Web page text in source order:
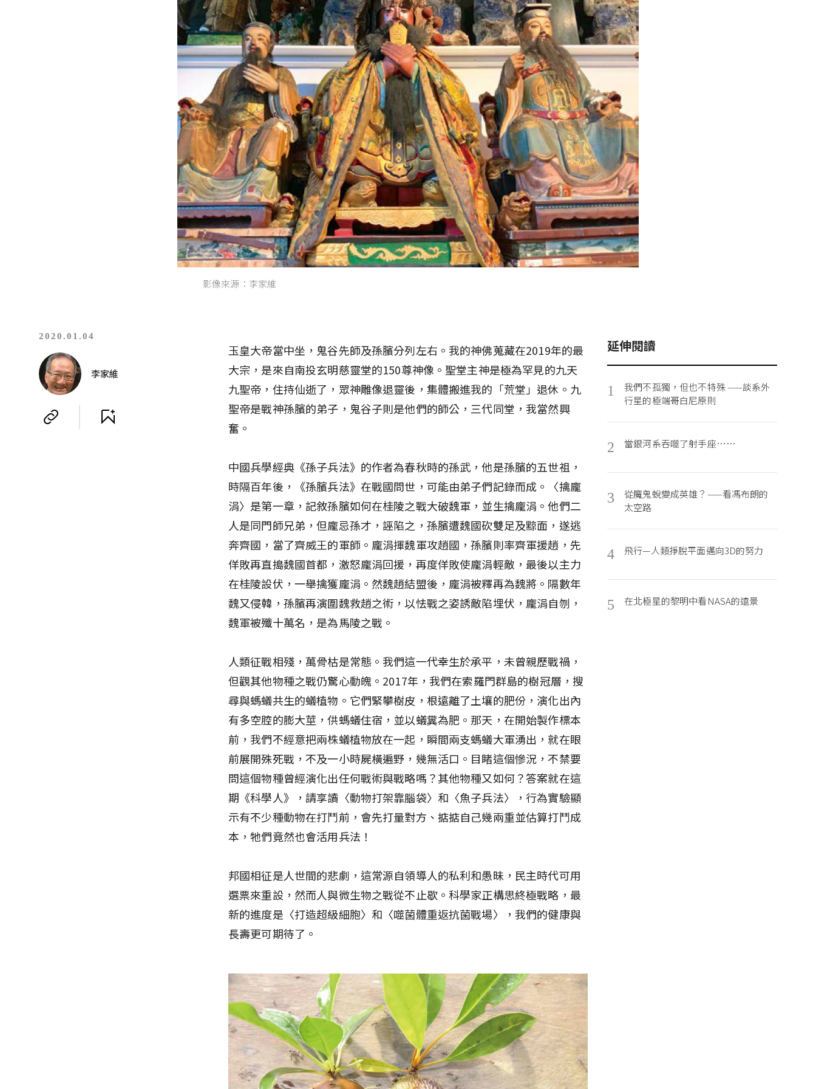
影像來源：李家維
2020.01.04
李家維
玉皇大帝當中坐，鬼谷先師及孫臏分列左右。我的神佛蒐藏在2019年的最
大宗，是來自南投玄明慈靈堂的150尊神像。聖堂主神是極為罕見的九天
九聖帝，住持仙逝了，眾神雕像退靈後，集體搬進我的「荒堂」退休。九
聖帝是戰神孫臏的弟子，鬼谷子則是他們的師公，三代同堂，我當然興
奮。
中國兵學經典《孫子兵法》的作者為春秋時的孫武，他是孫臏的五世祖，
時隔百年後，《孫臏兵法》在戰國問世，可能由弟子們記錄而成。〈擒龐
涓〉是第一章，記敘孫臏如何在桂陵之戰大破魏軍，並生擒龐涓。他們二
人是同門師兄弟，但龐忌孫才，誣陷之，孫臏遭魏國砍雙足及黥面，遂逃
奔齊國，當了齊威王的軍師。龐涓揮魏軍攻趙國，孫臏則率齊軍援趙，先
佯敗再直搗魏國首都，激怒龐涓回援，再度佯敗使龐涓輕敵，最後以主力
在桂陵設伏，一舉擒獲龐涓。然魏趙結盟後，龐涓被釋再為魏將。隔數年
魏又侵韓，孫臏再演圍魏救趙之術，以怯戰之姿誘敵陷埋伏，龐涓自刎，
魏軍被殲十萬名，是為馬陵之戰。
人類征戰相殘，萬骨枯是常態。我們這一代幸生於承平，未曾親歷戰禍，
但觀其他物種之戰仍驚心動魄。2017年，我們在索羅門群島的樹冠層，搜
尋與螞蟻共生的蟻植物。它們緊攀樹皮，根遠離了土壤的肥份，演化出內
有多空腔的膨大莖，供螞蟻住宿，並以蟻糞為肥。那天，在開始製作標本
前，我們不經意把兩株蟻植物放在一起，瞬間兩支螞蟻大軍湧出，就在眼
前展開殊死戰，不及一小時屍橫遍野，幾無活口。目睹這個慘況，不禁要
問這個物種曾經演化出任何戰術與戰略嗎？其他物種又如何？答案就在這
期《科學人》，請享讀〈動物打架靠腦袋〉和〈魚子兵法〉，行為實驗顯
示有不少種動物在打鬥前，會先打量對方、掂掂自己幾兩重並估算打鬥成
本，牠們竟然也會活用兵法！
邦國相征是人世間的悲劇，這常源自領導人的私利和愚昧，民主時代可用
選票來重設，然而人與微生物之戰從不止歇。科學家正構思終極戰略，最
新的進度是〈打造超級細胞〉和〈噬菌體重返抗菌戰場〉，我們的健康與
長壽更可期待了。
延伸閱讀
1
我們不孤獨，但也不特殊 ——談系外
行星的極端哥白尼原則
2 當銀河系吞噬了射手座……
3
從魔鬼蛻變成英雄？——看馮布朗的
太空路
4 飛行—人類掙脫平面邁向3D的努力
5 在北極星的黎明中看NASA的遠景